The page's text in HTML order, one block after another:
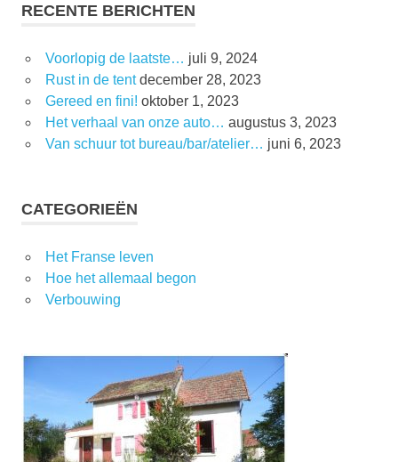
RECENTE BERICHTEN
Voorlopig de laatste… juli 9, 2024
Rust in de tent december 28, 2023
Gereed en fini! oktober 1, 2023
Het verhaal van onze auto… augustus 3, 2023
Van schuur tot bureau/bar/atelier… juni 6, 2023
CATEGORIEËN
Het Franse leven
Hoe het allemaal begon
Verbouwing